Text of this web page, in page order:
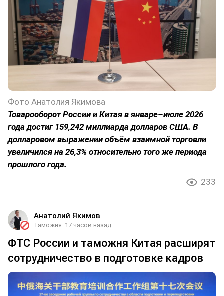
Фото Анатолия Якимова
Товарооборот России и Китая в январе–июле 2026
года достиг 159,242 миллиарда долларов США. В
долларовом выражении объём взаимной торговли
увеличился на 26,3% относительно того же периода
прошлого года.
233
Анатолий Якимов
Таможня 17 часов назад
ФТС России и таможня Китая расширят
сотрудничество в подготовке кадров